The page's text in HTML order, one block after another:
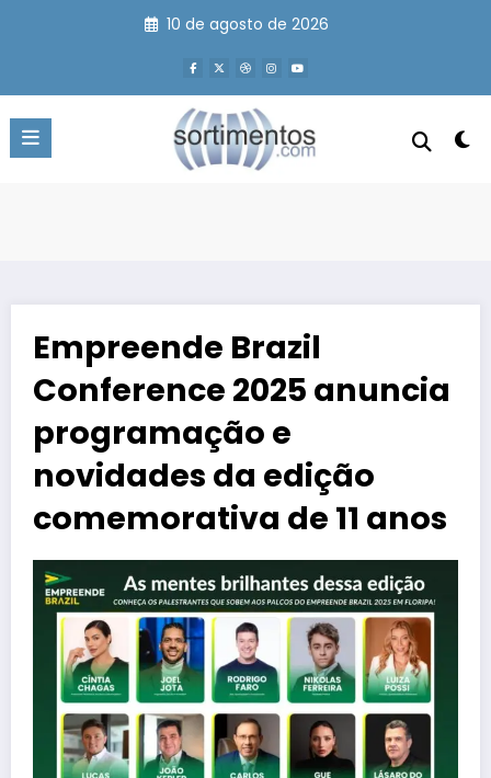
10 de agosto de 2026
Empreende Brazil
Conference 2025 anuncia
programação e
novidades da edição
comemorativa de 11 anos